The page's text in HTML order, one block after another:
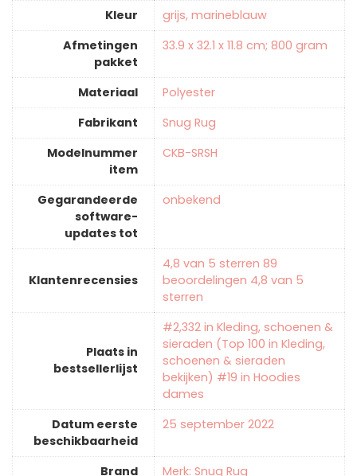
Kleur
‎grijs, marineblauw
Afmetingen
pakket
‎33.9 x 32.1 x 11.8 cm; 800 gram
Materiaal
‎Polyester
Fabrikant
‎Snug Rug
Modelnummer
item
‎CKB-SRSH
Gegarandeerde
software-
updates tot
‎onbekend
Klantenrecensies
4,8 van 5 sterren 89
beoordelingen 4,8 van 5
sterren
Plaats in
bestsellerlijst
#2,332 in Kleding, schoenen &
sieraden (Top 100 in Kleding,
schoenen & sieraden
bekijken) #19 in Hoodies
dames
Datum eerste
beschikbaarheid
25 september 2022
Brand Merk: Snug Rug